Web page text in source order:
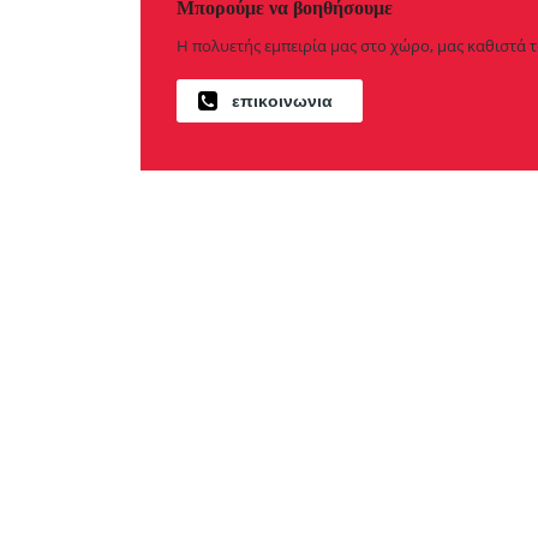
Μπορούμε να βοηθήσουμε
Η πολυετής εμπειρία μας στο χώρο, μας καθιστά
επικοινωνια